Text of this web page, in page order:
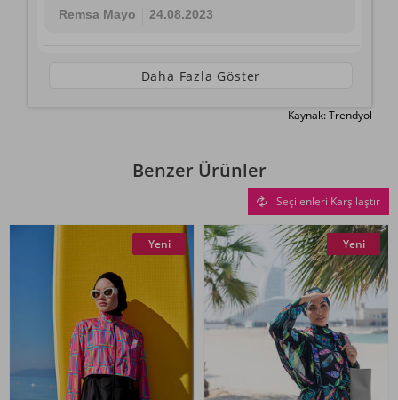
Remsa Mayo 24.08.2023
Daha Fazla Göster
Kaynak: Trendyol
Benzer Ürünler
Seçilenleri Karşılaştır
Yeni Yeni